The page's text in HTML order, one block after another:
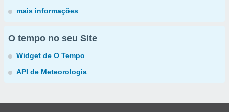
mais informações
O tempo no seu Site
Widget de O Tempo
API de Meteorologia